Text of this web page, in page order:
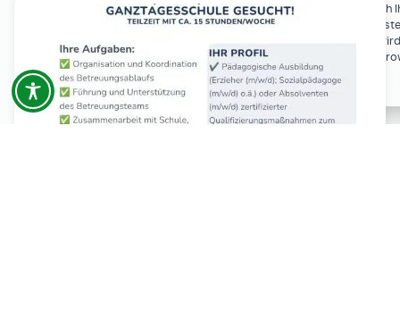
Der KI-Chatbot steht erst nach
Einwilligung in den Cookie-
Verfügung. Der Chat-Verlauf
ausschließlich lokal in Ihrem
gespeichert.